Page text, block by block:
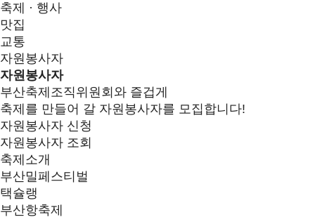
축제 · 행사
맛집
교통
자원봉사자
자원봉사자
부산축제조직위원회와 즐겁게
축제를 만들어 갈 자원봉사자를 모집합니다!
자원봉사자 신청
자원봉사자 조회
축제소개
부산밀페스티벌
택슐랭
부산항축제